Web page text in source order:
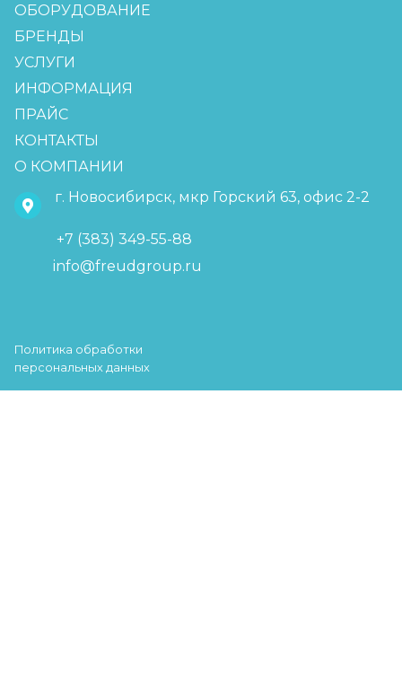
ОБОРУДОВАНИЕ
БРЕНДЫ
УСЛУГИ
ИНФОРМАЦИЯ
ПРАЙС
КОНТАКТЫ
О КОМПАНИИ
г. Новосибирск, мкр Горский 63, офис 2-2
+7 (383) 349-55-88
info@freudgroup.ru
Политика обработки
персональных данных